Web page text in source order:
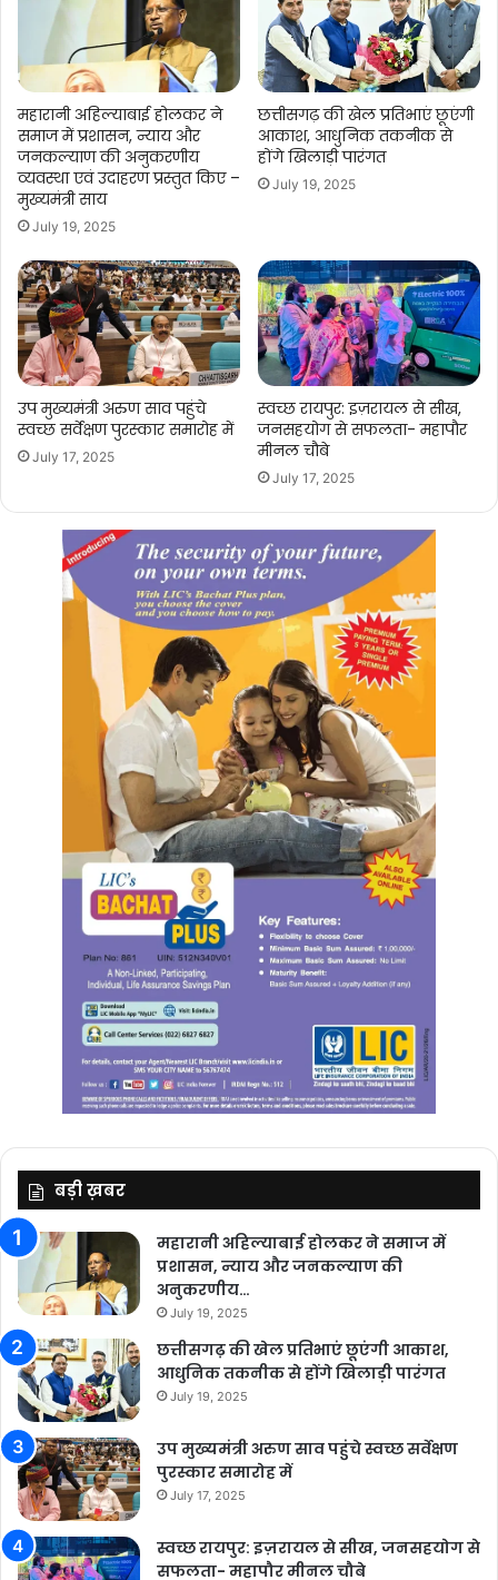
महारानी अहिल्याबाई होलकर ने
समाज में प्रशासन, न्याय और
जनकल्याण की अनुकरणीय
व्यवस्था एवं उदाहरण प्रस्तुत किए –
मुख्यमंत्री साय
July 19, 2025
छत्तीसगढ़ की खेल प्रतिभाएं छूएंगी
आकाश, आधुनिक तकनीक से
होंगे खिलाड़ी पारंगत
July 19, 2025
उप मुख्यमंत्री अरुण साव पहुंचे
स्वच्छ सर्वेक्षण पुरस्कार समारोह में
July 17, 2025
स्वच्छ रायपुर: इज़रायल से सीख,
जनसहयोग से सफलता- महापौर
मीनल चौबे
July 17, 2025
बड़ी ख़बर
महारानी अहिल्याबाई होलकर ने समाज में
प्रशासन, न्याय और जनकल्याण की
अनुकरणीय…
July 19, 2025
छत्तीसगढ़ की खेल प्रतिभाएं छूएंगी आकाश,
आधुनिक तकनीक से होंगे खिलाड़ी पारंगत
July 19, 2025
उप मुख्यमंत्री अरुण साव पहुंचे स्वच्छ सर्वेक्षण
पुरस्कार समारोह में
July 17, 2025
स्वच्छ रायपुर: इज़रायल से सीख, जनसहयोग से
सफलता- महापौर मीनल चौबे